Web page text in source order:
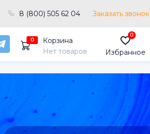
8 (800) 505 62 04 Заказать звонок
0
Корзина
Нет товаров
0
Избранное